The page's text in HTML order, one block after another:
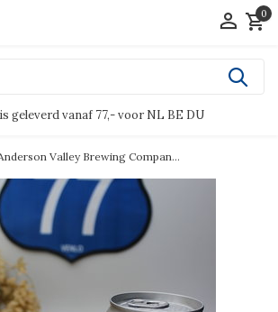
0
geleverd vanaf 77,- voor NL BE DU
Valley Brewing Compan...